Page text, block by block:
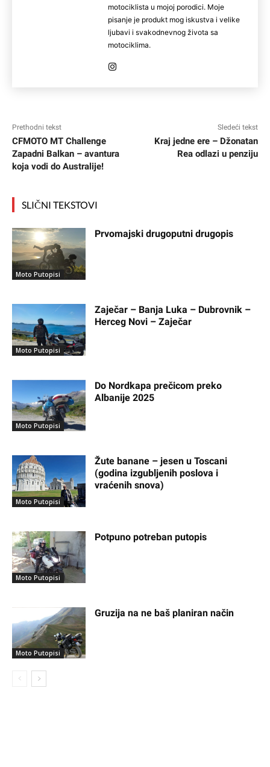
motociklista u mojoj porodici. Moje
pisanje je produkt mog iskustva i velike
ljubavi i svakodnevnog života sa
motociklima.
Prethodni tekst
CFMOTO MT Challenge
Zapadni Balkan – avantura
koja vodi do Australije!
Sledeći tekst
Kraj jedne ere – Džonatan
Rea odlazi u penziju
SLIČNI TEKSTOVI
Moto Putopisi
Prvomajski drugoputni drugopis
Moto Putopisi
Zaječar – Banja Luka – Dubrovnik –
Herceg Novi – Zaječar
Moto Putopisi
Do Nordkapa prečicom preko
Albanije 2025
Moto Putopisi
Žute banane – jesen u Toscani
(godina izgubljenih poslova i
vraćenih snova)
Moto Putopisi
Potpuno potreban putopis
Moto Putopisi
Gruzija na ne baš planiran način